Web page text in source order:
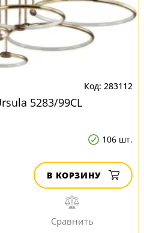
283112
5283/99CL
106 шт.
В КОРЗИНУ